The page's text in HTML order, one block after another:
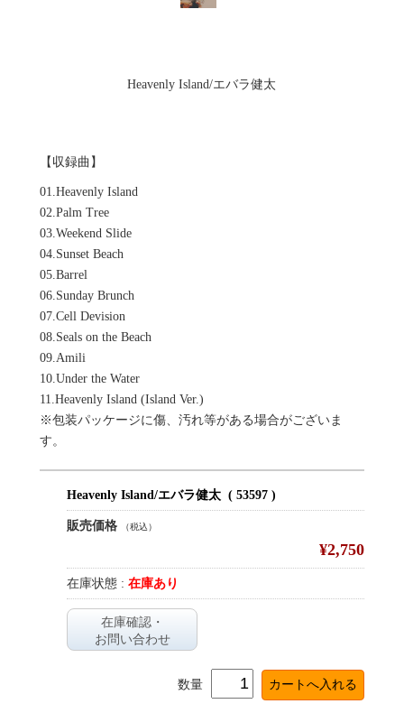
Heavenly Island/エバラ健太
【収録曲】
01.Heavenly Island
02.Palm Tree
03.Weekend Slide
04.Sunset Beach
05.Barrel
06.Sunday Brunch
07.Cell Devision
08.Seals on the Beach
09.Amili
10.Under the Water
11.Heavenly Island (Island Ver.)
※包装パッケージに傷、汚れ等がある場合がございま
す。
Heavenly Island/エバラ健太 ( 53597 )
販売価格 （税込）
¥2,750
在庫状態 :在庫あり
在庫確認・
お問い合わせ
数量